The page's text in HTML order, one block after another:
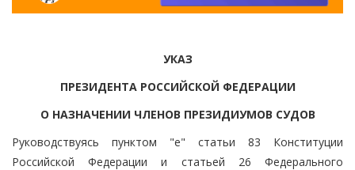
УКАЗ
ПРЕЗИДЕНТА РОССИЙСКОЙ ФЕДЕРАЦИИ
О НАЗНАЧЕНИИ ЧЛЕНОВ ПРЕЗИДИУМОВ СУДОВ
Руководствуясь пунктом "е" статьи 83 Конституции
Российской Федерации и статьей 26 Федерального